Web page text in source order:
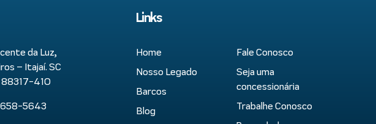
da Luz,
– Itajaí. SC
88317-410
5643
Links
Home
Nosso Legado
Barcos
Blog
Fale Conosco
Seja uma
concessionária
Trabalhe Conosco